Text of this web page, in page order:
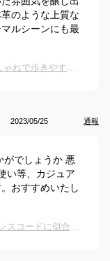
のような上質な
ルシーンにも最
紳士靴│お宮参りの父親の服装に合う、おしゃれで歩きやすいメンズシューズのおすすめは？
2023/05/25 通報
がでしょうか 悪
い等、カジュア
おすすめいたし
スマートカジュアル靴｜スニーカーなどドレスコードに似合う男性シューズのおすすめは？